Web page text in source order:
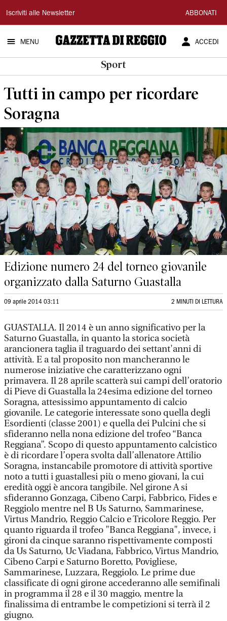
Gazzetta
di
Reggio
Iscriviti alle Newsletter ABBONATI
MENU ACCEDI
Sport
Tutti in campo per ricordare
Soragna
Edizione numero 24 del torneo giovanile
organizzato dalla Saturno Guastalla
09 aprile 2014 03:11 2 MINUTI DI LETTURA
GUASTALLA. Il 2014 è un anno significativo per la
Saturno Guastalla, in quanto la storica società
arancionera taglia il traguardo dei settant'anni di
attività. E a tal proposito non mancheranno le
numerose iniziative che caratterizzano ogni
primavera. Il 28 aprile scatterà sui campi dell’oratorio
di Pieve di Guastalla la 24esima edizione del torneo
Soragna, attesissimo appuntamento di calcio
giovanile. Le categorie interessate sono quella degli
Esordienti (classe 2001) e quella dei Pulcini che si
sfideranno nella nona edizione del trofeo “Banca
Reggiana”. Scopo di questo appuntamento calcistico
è di ricordare l’opera svolta dall’allenatore Attilio
Soragna, instancabile promotore di attività sportive
noto a tutti i guastallesi più o meno giovani, la cui
eredità oggi è ancora tangibile. Nel girone A si
sfideranno Gonzaga, Cibeno Carpi, Fabbrico, Fides e
Reggiolo mentre nel B Us Saturno, Sammarinese,
Virtus Mandrio, Reggio Calcio e Tricolore Reggio. Per
quanto riguarda il trofeo "Banca Reggiana", invece, i
gironi da cinque saranno rispettivamente composti
da Us Saturno, Uc Viadana, Fabbrico, Virtus Mandrio,
Cibeno Carpi e Saturno Boretto, Povigliese,
Sammarinese, Luzzara, Reggiolo. Le prime due
classificate di ogni girone accederanno alle semifinali
in programma il 28 e il 30 maggio, mentre la
finalissima di entrambe le competizioni si terrà il 2
giugno.